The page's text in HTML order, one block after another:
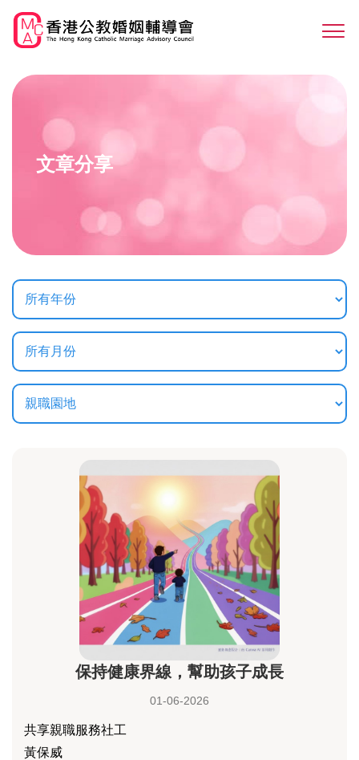
main
文章分享
保持健康界線，幫助孩子成長
01-06-2026
共享親職服務社工
黃保威